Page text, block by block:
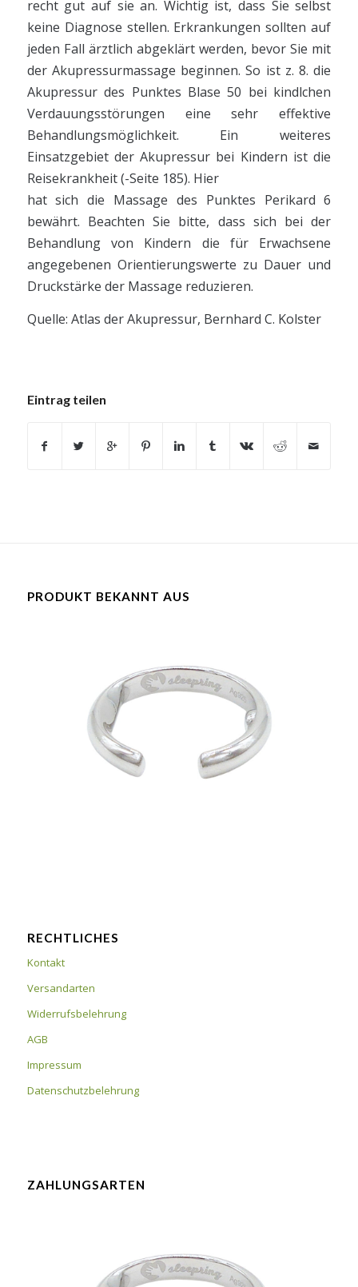
recht gut auf sie an. Wichtig ist, dass Sie selbst
keine Diagnose stellen. Erkrankungen sollten auf
jeden Fall ärztlich abgeklärt werden, bevor Sie mit
der Akupressurmassage beginnen. So ist z. 8. die
Akupressur des Punktes Blase 50 bei kindlchen
Verdauungsstörungen eine sehr effektive
Behandlungsmöglichkeit. Ein weiteres
Einsatzgebiet der Akupressur bei Kindern ist die
Reisekrankheit (-Seite 185). Hier
hat sich die Massage des Punktes Perikard 6
bewährt. Beachten Sie bitte, dass sich bei der
Behandlung von Kindern die für Erwachsene
angegebenen Orientierungswerte zu Dauer und
Druckstärke der Massage reduzieren.
Quelle: Atlas der Akupressur, Bernhard C. Kolster
Eintrag teilen
PRODUKT BEKANNT AUS
RECHTLICHES
Kontakt
Versandarten
Widerrufsbelehrung
AGB
Impressum
Datenschutzbelehrung
ZAHLUNGSARTEN